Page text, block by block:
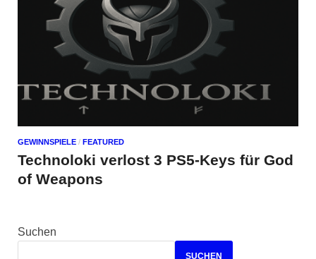
GEWINNSPIELE / FEATURED
Technoloki verlost 3 PS5-Keys für God
of Weapons
Suchen
SUCHEN